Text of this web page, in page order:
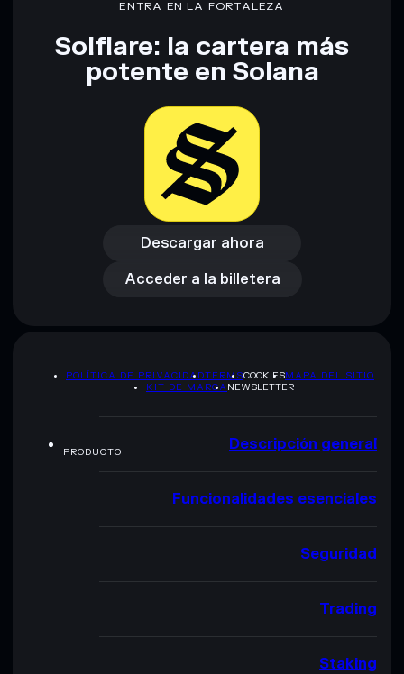
Descargo de responsabilidad: Esta información tiene
únicamente fines educativos y no constituye asesoramiento
proporcionados por rugcheck.xyz.
ENTRA EN LA FORTALEZA
Solflare: la cartera más
potente en Solana
Descargar ahora
Descargar ahora
Acceder a la billetera
Acceder a la billetera
POLÍTICA DE PRIVACIDADTERMSCOOKIESMAPA DEL SITIO
KIT DE MARCA NEWSLETTER
PRODUCTO Descripción general
Funcionalidades esenciales
Seguridad
Trading
Staking